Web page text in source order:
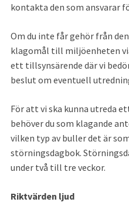
kontakta den som ansvarar
Om du inte får gehör från
klagomål till miljöenheten
ett tillsynsärende där vi
beslut om eventuell
För att vi ska kunna utreda
behöver du som klagande
vilken typ av buller det är
störningsdagbok.
under två till tre veckor.
Riktvärden ljud